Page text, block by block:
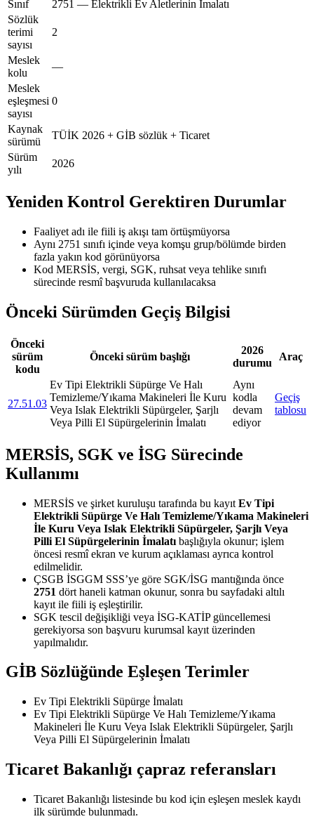
Sınıf
2751 — Elektrikli Ev Aletlerinin İmalatı
Sözlük
terimi
sayısı
2
Meslek
kolu
—
Meslek
eşleşmesi
sayısı
0
Kaynak
sürümü
TÜİK 2026 + GİB sözlük + Ticaret
Sürüm
yılı
2026
Yeniden Kontrol Gerektiren Durumlar
Faaliyet adı ile fiili iş akışı tam örtüşmüyorsa
Aynı 2751 sınıfı içinde veya komşu grup/bölümde birden
fazla yakın kod görünüyorsa
Kod MERSİS, vergi, SGK, ruhsat veya tehlike sınıfı
sürecinde resmî başvuruda kullanılacaksa
Önceki Sürümden Geçiş Bilgisi
Önceki
sürüm
kodu
Önceki sürüm başlığı
2026
durumu
Araç
27.51.03
Ev Tipi Elektrikli Süpürge Ve Halı
Temizleme/Yıkama Makineleri İle Kuru
Veya Islak Elektrikli Süpürgeler, Şarjlı
Veya Pilli El Süpürgelerinin İmalatı
Aynı
kodla
devam
ediyor
Geçiş
tablosu
MERSİS, SGK ve İSG Sürecinde
Kullanımı
MERSİS ve şirket kuruluşu tarafında bu kayıt Ev Tipi
Elektrikli Süpürge Ve Halı Temizleme/Yıkama Makineleri
İle Kuru Veya Islak Elektrikli Süpürgeler, Şarjlı Veya
Pilli El Süpürgelerinin İmalatı başlığıyla okunur; işlem
öncesi resmî ekran ve kurum açıklaması ayrıca kontrol
edilmelidir.
ÇSGB İSGGM SSS’ye göre SGK/İSG mantığında önce
2751 dört haneli katman okunur, sonra bu sayfadaki altılı
kayıt ile fiili iş eşleştirilir.
SGK tescil değişikliği veya İSG-KATİP güncellemesi
gerekiyorsa son başvuru kurumsal kayıt üzerinden
yapılmalıdır.
GİB Sözlüğünde Eşleşen Terimler
Ev Tipi Elektrikli Süpürge İmalatı
Ev Tipi Elektrikli Süpürge Ve Halı Temizleme/Yıkama
Makineleri İle Kuru Veya Islak Elektrikli Süpürgeler, Şarjlı
Veya Pilli El Süpürgelerinin İmalatı
Ticaret Bakanlığı çapraz referansları
Ticaret Bakanlığı listesinde bu kod için eşleşen meslek kaydı
ilk sürümde bulunmadı.